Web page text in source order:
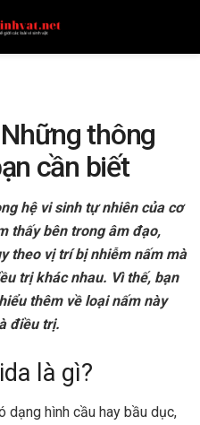
thông
cần biết
hệ vi sinh tự nhiên của cơ
thấy bên trong âm đạo,
theo vị trí bị nhiễm nấm mà
trị khác nhau. Vì thế, bạn
thêm về loại nấm này
điều trị.
là gì?
dạng hình cầu hay bầu dục,